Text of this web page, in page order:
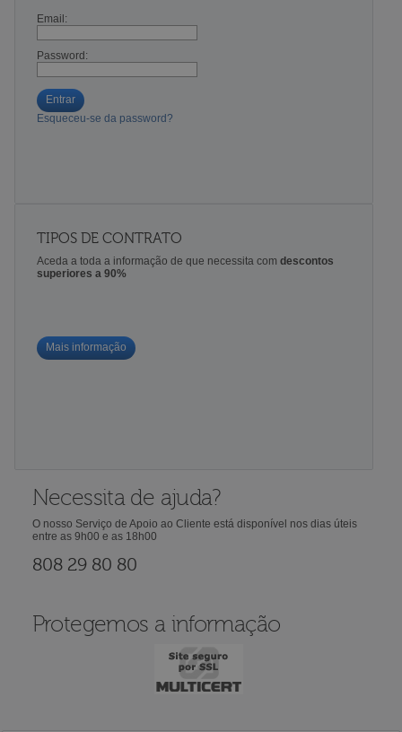
Email:
Password:
Entrar
Esqueceu-se da password?
TIPOS DE CONTRATO
Aceda a toda a informação de que necessita com descontos
superiores a 90%
Mais informação
Necessita de ajuda?
O nosso Serviço de Apoio ao Cliente está disponível nos dias úteis
entre as 9h00 e as 18h00
808 29 80 80
Protegemos a informação